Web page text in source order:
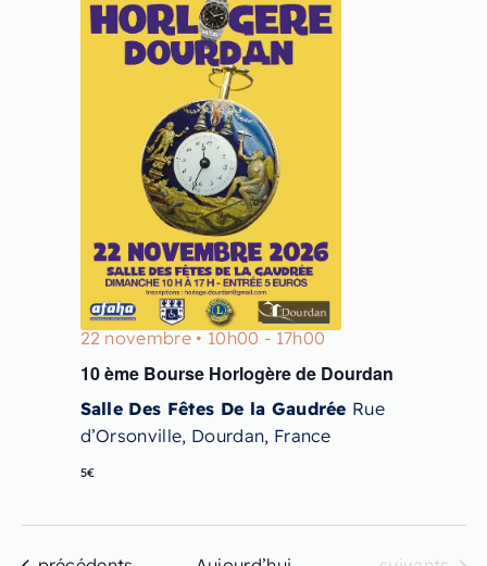
22 novembre • 10h00 - 17h00
10 ème Bourse Horlogère de Dourdan
Salle Des Fêtes De la Gaudrée Rue
d’Orsonville, Dourdan, France
5€